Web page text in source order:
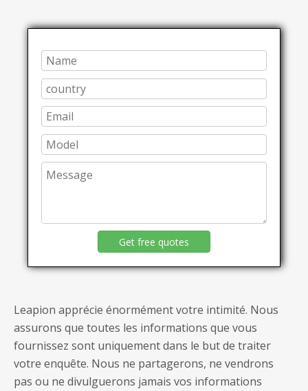
Get free quotes
Leapion apprécie énormément votre intimité. Nous
assurons que toutes les informations que vous
fournissez sont uniquement dans le but de traiter
votre enquête. Nous ne partagerons, ne vendrons
pas ou ne divulguerons jamais vos informations